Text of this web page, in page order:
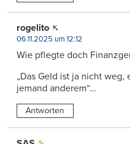
rogelito
06.11.2025 um 12:12
Wie pflegte doch
„Das Geld ist ja nicht
jemand anderem“…
Antworten